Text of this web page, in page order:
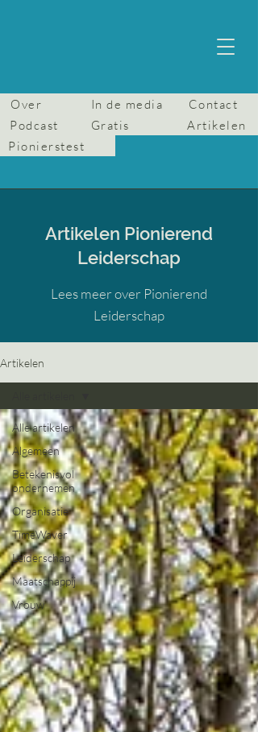
Over In de media
Contact
Podcast
Gratis
Artikelen
Pionierstest
Artikelen Pionierend
Leiderschap
Lees meer over Pionierend
Leiderschap
Artikelen
Alle artikelen
Algemeen
Betekenisvol
ondernemen
Organisatie
TimeWaver
Leiderschap
Maatschappij
Vrouw